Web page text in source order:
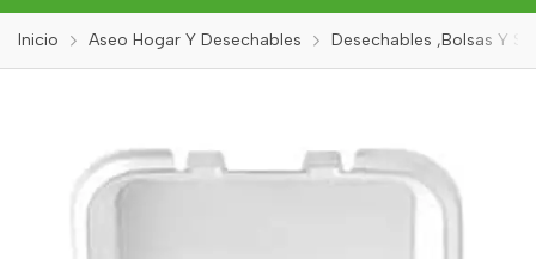
Inicio Aseo Hogar Y Desechables Desechables ,Bolsas Y